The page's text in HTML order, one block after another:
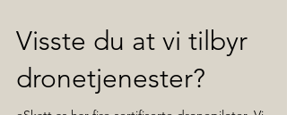
23. okt. 2023
Visste du at vi tilbyr